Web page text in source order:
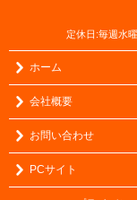
定休日:毎週水
ホーム
会社概要
お問い合わせ
PCサイト